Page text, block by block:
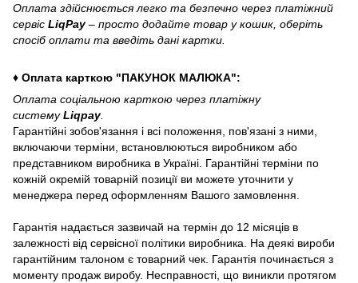
Оплата здійснюється легко та безпечно через платіжний
сервіс LiqPay– просто додайте товар у кошик, оберіть
спосіб оплати та введіть дані картки.
♦ Оплата карткою "ПАКУНОК МАЛЮКА":
Оплата соціальною карткою через платіжну
системуLiqpay.
Гарантійні зобов'язання і всі положення, пов'язані з ними,
включаючи терміни, встановлюються виробником або
представником виробника в Україні. Гарантійні терміни по
кожній окремій товарній позиції ви можете уточнити у
менеджера перед оформленням Вашого замовлення.
Гарантія надається зазвичай на термін до 12 місяців в
залежності від сервісної політики виробника. На деякі вироби
гарантійним талоном є товарний чек. Гарантія починається з
моменту продаж виробу. Несправності, що виникли протягом